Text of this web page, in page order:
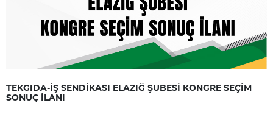
TEKGIDA-İŞ SENDİKASI ELAZIĞ ŞUBESİ KONGRE SEÇİM
SONUÇ İLANI